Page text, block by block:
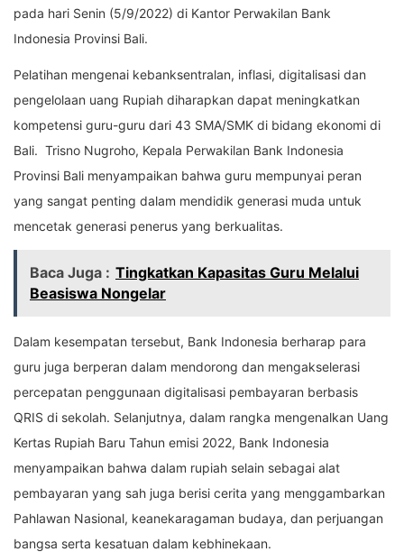
pada hari Senin (5/9/2022) di Kantor Perwakilan Bank
Indonesia Provinsi Bali.
Pelatihan mengenai kebanksentralan, inflasi, digitalisasi dan
pengelolaan uang Rupiah diharapkan dapat meningkatkan
kompetensi guru-guru dari 43 SMA/SMK di bidang ekonomi di
Bali. Trisno Nugroho, Kepala Perwakilan Bank Indonesia
Provinsi Bali menyampaikan bahwa guru mempunyai peran
yang sangat penting dalam mendidik generasi muda untuk
mencetak generasi penerus yang berkualitas.
Baca Juga : Tingkatkan Kapasitas Guru Melalui
Beasiswa Nongelar
Dalam kesempatan tersebut, Bank Indonesia berharap para
guru juga berperan dalam mendorong dan mengakselerasi
percepatan penggunaan digitalisasi pembayaran berbasis
QRIS di sekolah. Selanjutnya, dalam rangka mengenalkan Uang
Kertas Rupiah Baru Tahun emisi 2022, Bank Indonesia
menyampaikan bahwa dalam rupiah selain sebagai alat
pembayaran yang sah juga berisi cerita yang menggambarkan
Pahlawan Nasional, keanekaragaman budaya, dan perjuangan
bangsa serta kesatuan dalam kebhinekaan.